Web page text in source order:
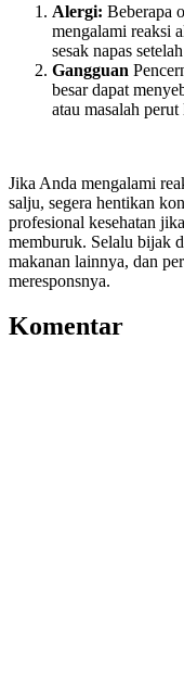
Alergi: Beberapa
mengalami reaksi
sesak napas
Gangguan
besar dapat
atau masalah
Jika Anda mengalami
salju, segera hentikan
profesional kesehatan
memburuk. Selalu bijak
makanan lainnya, dan
meresponsnya.
Komentar